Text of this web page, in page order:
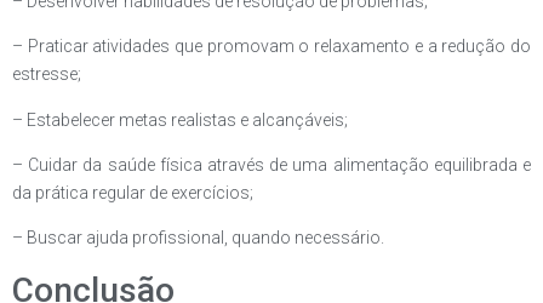
– Praticar atividades que promovam o relaxamento e a redução do
estresse;
– Estabelecer metas realistas e alcançáveis;
– Cuidar da saúde física através de uma alimentação equilibrada e
da prática regular de exercícios;
– Buscar ajuda profissional, quando necessário.
Conclusão